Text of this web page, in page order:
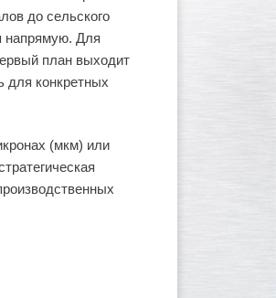
до сельского
напрямую. Для
план выходит
для конкретных
(мкм) или